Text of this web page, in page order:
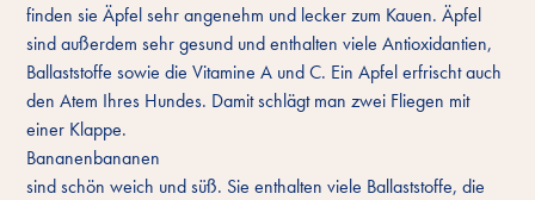
finden sie Äpfel sehr angenehm und lecker zum Kauen. Äpfel
sind außerdem sehr gesund und enthalten viele Antioxidantien,
Ballaststoffe sowie die Vitamine A und C. Ein Apfel erfrischt auch
den Atem Ihres Hundes. Damit schlägt man zwei Fliegen mit
einer Klappe.
Bananenbananen
sind schön weich und süß. Sie enthalten viele Ballaststoffe, die